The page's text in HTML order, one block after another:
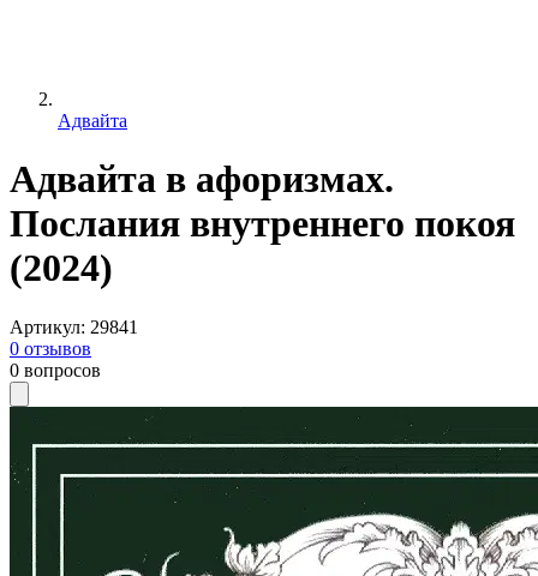
Адвайта
Адвайта в афоризмах.
Послания внутреннего покоя
(2024)
Артикул: 29841
0 отзывов
0 вопросов